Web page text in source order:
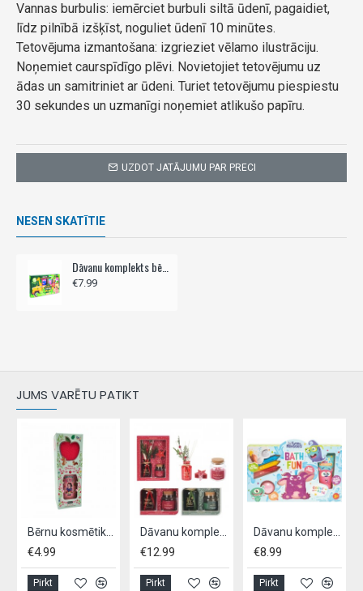
UZDOT JATĀJUMU PAR PRECI
Vannas burbulis: iemērciet burbuli siltā ūdenī, pagaidiet,
līdz pilnībā izšķīst, noguliet ūdenī 10 minūtes.
Tetovējuma izmantošana: izgrieziet vēlamo ilustrāciju.
Noņemiet caurspīdīgo plēvi. Novietojiet tetovējumu uz
ādas un samitriniet ar ūdeni. Turiet tetovējumu piespiestu
30 sekundes un uzmanīgi noņemiet atlikušo papīru.
NESEN SKATĪTIE
Dāvanu komplekts bērniem YOUR WILDLIFE FRIENDS
€7.99
JUMS VARĒTU PATIKT
Bērnu kosmētikas dāvanu komplekts, DISNEY PRINCESS,- Sniegbaltīte
€4.99
Pirkt
Dāvanu komplekts AROMA 25cm
€12.99
Pirkt
Dāvanu komplekts bērniem FUNNY MONSTERS 6gb
€8.99
Pirkt